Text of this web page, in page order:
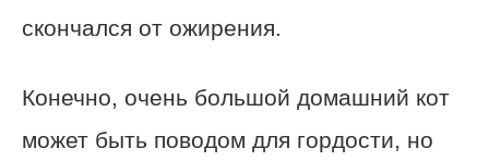
скончался от ожирения.
Конечно, очень большой домашний кот
может быть поводом для гордости, но